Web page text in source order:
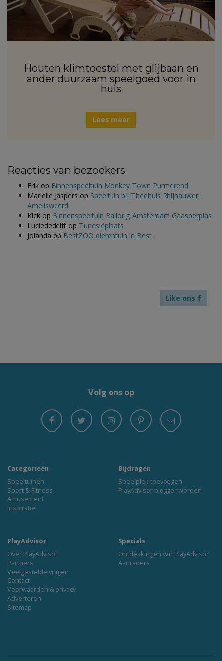
Houten klimtoestel met glijbaan en
ander duurzaam speelgoed voor in
huis
Lees meer
Reacties van bezoekers
Erik op Binnenspeeltuin Monkey Town Purmerend
Marielle Jaspers op Speeltuin bij Theehuis Rhijnauwen
Amelisweerd
Kick op Binnenspeeltuin Ballorig Amsterdam Gaasperplas
Luciededelft op Tunesiëplaats
Jolanda op BestZOO dierentuin in Best
Like ons
Volg ons op
Categorieën
Speeltuinen
Sport & Fitness
Amusement
Inspiratie
Bijdragen
Speelplek toevoegen
PlayAdvisor blogger worden
PlayAdvisor
Over PlayAdvisor
Partners
Veelgestelde vragen
Contact
Voorwaarden & privacy
Adverteren
Sitemap
Specials
Ontdekkingen van PlayAdvisor
Aanraders